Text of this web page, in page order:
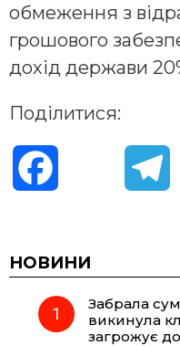
обмеження з
грошового
дохід держави
Поділитися:
c
e e
НОВИНИ
Забрала
викинула
загрожує